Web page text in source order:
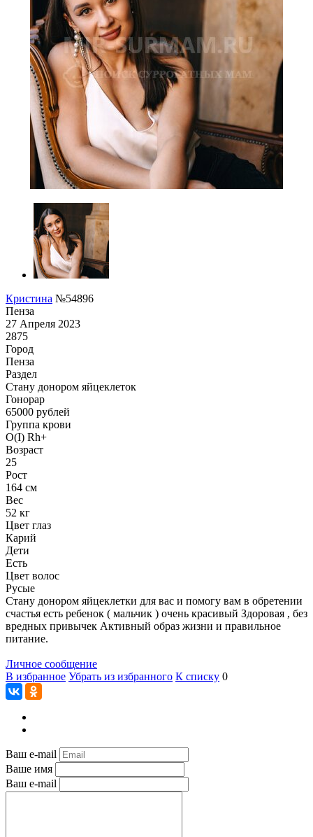
Кристина №54896
Пенза
27 Апреля 2023
2875
Город
Пенза
Раздел
Стану донором яйцеклеток
Гонoрар
65000 рублей
Группа крови
O(I) Rh+
Возраст
25
Рост
164 см
Вес
52 кг
Цвет глаз
Карий
Дети
Есть
Цвет волос
Русые
Стану донором яйцеклетки для вас и помогу вам в обретении
счастья есть ребенок ( мальчик ) очень красивый Здоровая , без
вредных привычек Активный образ жизни и правильное
питание.
Личное сообщение
В избранное Убрать из избранного К списку 0
Ваш e-mail
Ваше имя
Ваш e-mail